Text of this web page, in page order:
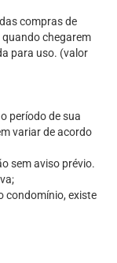
compras de
chegarem
para uso. (valor
período de sua
variar de acordo
sem aviso prévio.
condomínio, existe